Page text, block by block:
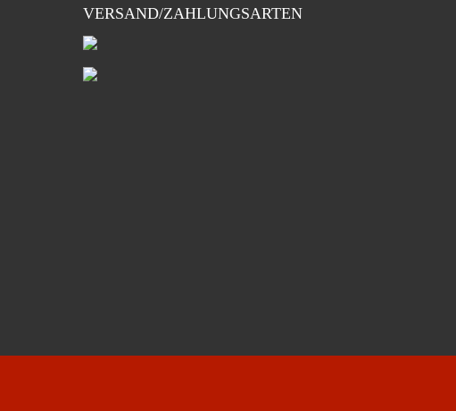
VERSAND/ZAHLUNGSARTEN